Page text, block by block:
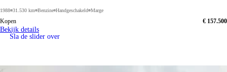
1988 31.530 km Benzine Handgeschakeld Marge
Kopen € 157.500
Bekijk details
Sla de slider over